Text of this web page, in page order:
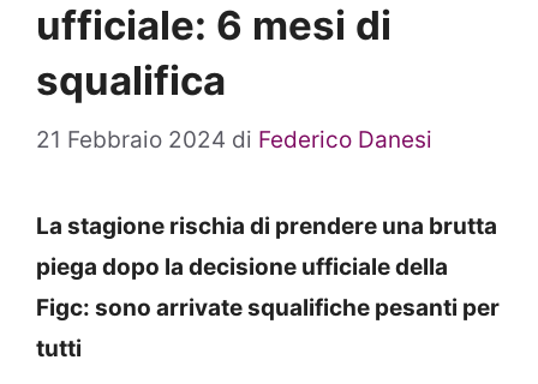
ufficiale: 6 mesi di
squalifica
21 Febbraio 2024 di Federico Danesi
La stagione rischia di prendere una brutta
piega dopo la decisione ufficiale della
Figc: sono arrivate squalifiche pesanti per
tutti